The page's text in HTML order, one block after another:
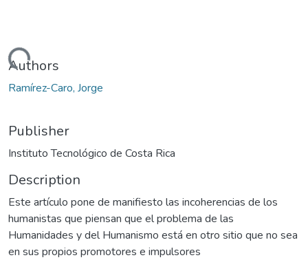
Loading...
Authors
Ramírez-Caro, Jorge
Publisher
Instituto Tecnológico de Costa Rica
Description
Este artículo pone de manifiesto las incoherencias de los
humanistas que piensan que el problema de las
Humanidades y del Humanismo está en otro sitio que no sea
en sus propios promotores e impulsores